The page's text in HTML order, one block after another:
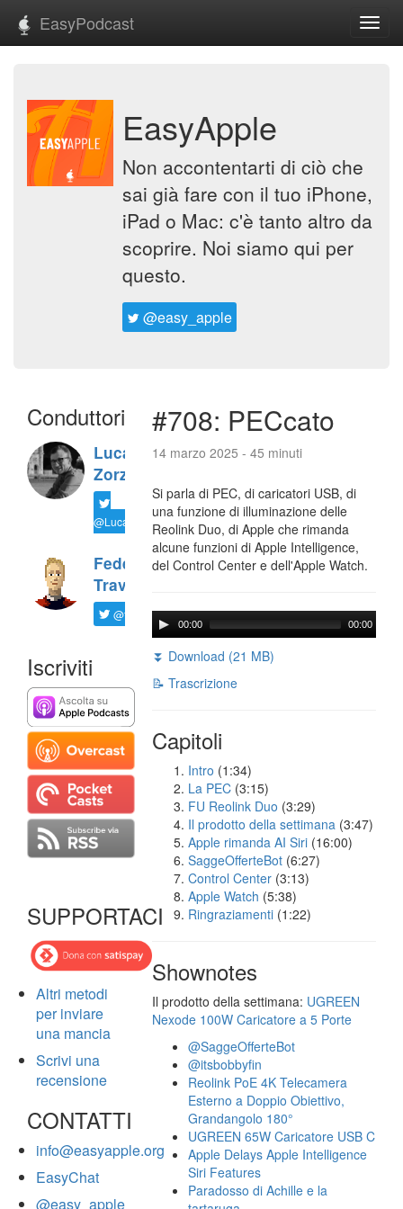
EasyPodcast
EasyApple
Non accontentarti di ciò che
sai già fare con il tuo iPhone,
iPad o Mac: c'è tanto altro da
scoprire. Noi siamo qui per
questo.
@easy_apple
Conduttori
Luca
Zorzi
@LucaTNT
Federico
Travaini
@ftrava
Iscriviti
SUPPORTACI
Altri metodi
per inviare
una mancia
Scrivi una
recensione
CONTATTI
info@easyapple.org
EasyChat
@easy_apple
#708: PECcato
14 marzo 2025 - 45 minuti
Si parla di PEC, di caricatori USB, di
una funzione di illuminazione delle
Reolink Duo, di Apple che rimanda
alcune funzioni di Apple Intelligence,
del Control Center e dell'Apple Watch.
00:00 00:00
⏬ Download (21 MB)
📝 Trascrizione
Capitoli
Intro (1:34)
La PEC (3:15)
FU Reolink Duo (3:29)
Il prodotto della settimana (3:47)
Apple rimanda AI Siri (16:00)
SaggeOfferteBot (6:27)
Control Center (3:13)
Apple Watch (5:38)
Ringraziamenti (1:22)
Shownotes
Il prodotto della settimana: UGREEN
Nexode 100W Caricatore a 5 Porte
@SaggeOfferteBot
@itsbobbyfin
Reolink PoE 4K Telecamera
Esterno a Doppio Obiettivo,
Grandangolo 180°
UGREEN 65W Caricatore USB C
Apple Delays Apple Intelligence
Siri Features
Paradosso di Achille e la